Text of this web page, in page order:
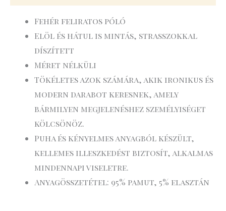
Fehér feliratos póló
Elöl és hátul is mintás, strasszokkal
díszített
Méret nélküli
Tökéletes azok számára, akik ironikus és
modern darabot keresnek, amely
bármilyen megjelenéshez személyiséget
kölcsönöz.
Puha és kényelmes anyagból készült,
kellemes illeszkedést biztosít, alkalmas
mindennapi viseletre.
Anyagösszetétel: 95% pamut, 5% elasztán